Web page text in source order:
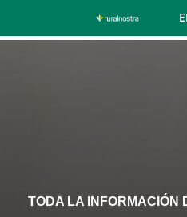
TODA LA INFORMACIÓN